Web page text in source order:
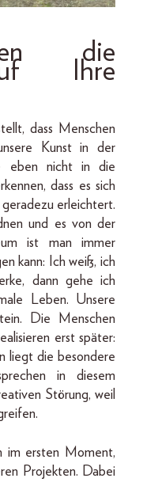
die
Ihre
dass Menschen
Kunst in der
eben nicht in die
dass es sich
geradezu erleichtert.
und es von der
ist man immer
kann: Ich weiß, ich
dann gehe ich
Leben. Unsere
Die Menschen
erst später:
liegt die besondere
in diesem
Störung, weil
im ersten Moment,
Projekten. Dabei